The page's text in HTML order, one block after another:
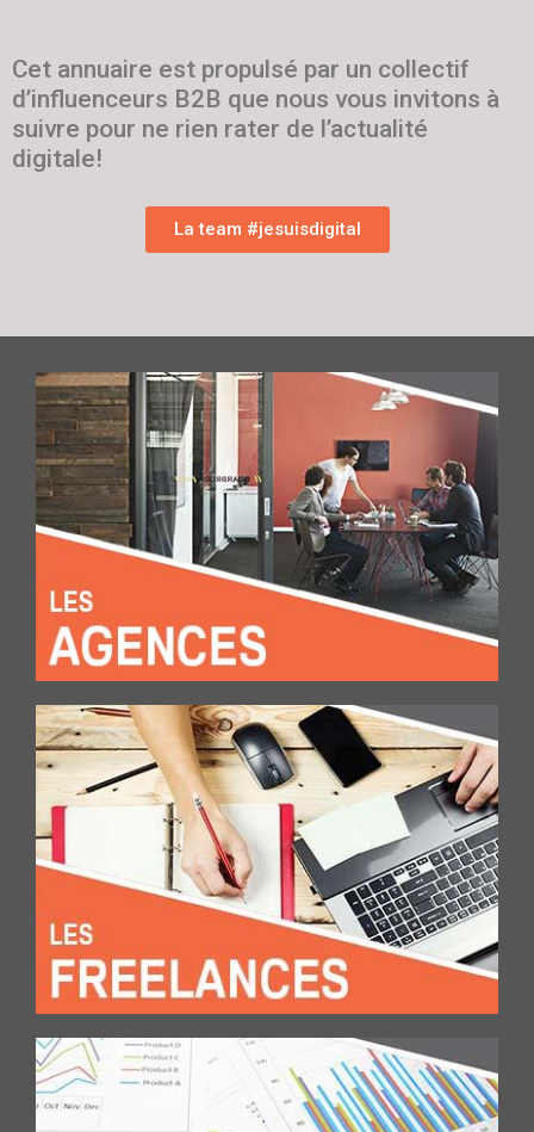
Cet annuaire est propulsé par un collectif
d’influenceurs B2B que nous vous invitons à
suivre pour ne rien rater de l’actualité
digitale!
La team #jesuisdigital